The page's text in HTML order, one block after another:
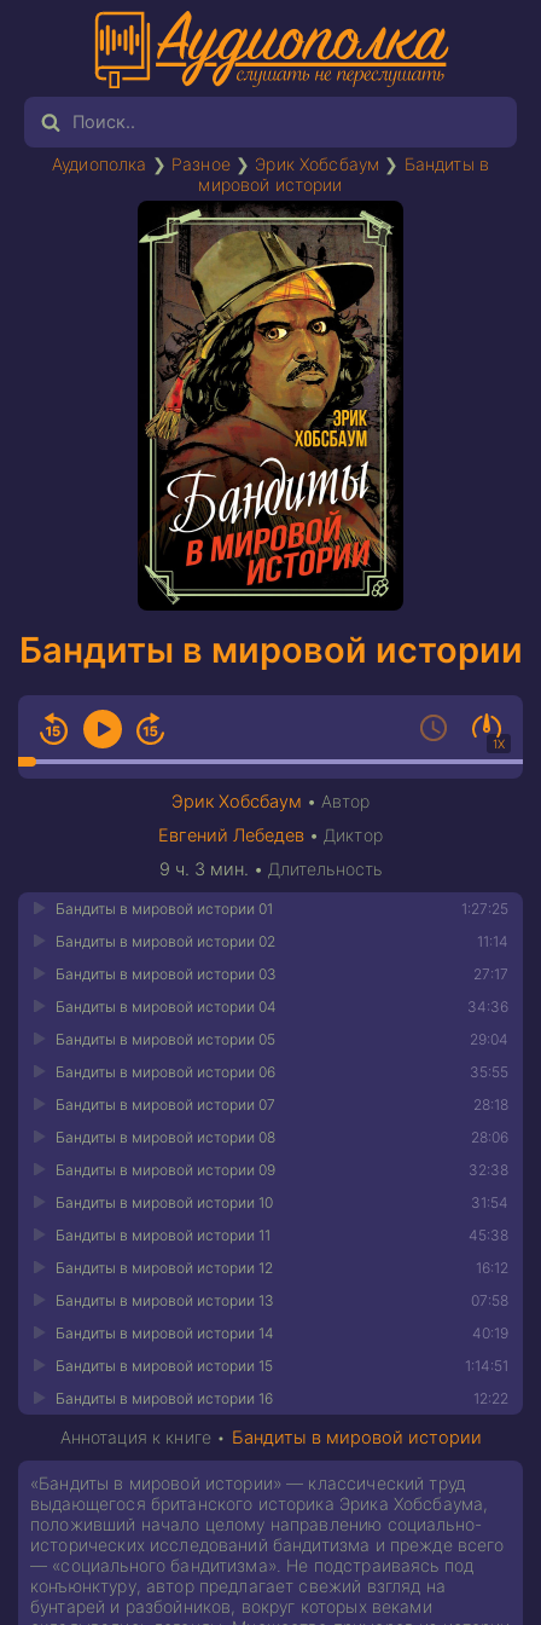
Аудиополка ❯ Разное ❯ Эрик Хобсбаум ❯ Бандиты в
мировой истории
Бандиты в мировой истории
1X
Эрик Хобсбаум • Автор
Евгений Лебедев • Диктор
9 ч. 3 мин. • Длительность
1:27:25
Бандиты в мировой истории 01
11:14
Бандиты в мировой истории 02
27:17
Бандиты в мировой истории 03
34:36
Бандиты в мировой истории 04
29:04
Бандиты в мировой истории 05
35:55
Бандиты в мировой истории 06
28:18
Бандиты в мировой истории 07
28:06
Бандиты в мировой истории 08
32:38
Бандиты в мировой истории 09
31:54
Бандиты в мировой истории 10
45:38
Бандиты в мировой истории 11
16:12
Бандиты в мировой истории 12
07:58
Бандиты в мировой истории 13
40:19
Бандиты в мировой истории 14
1:14:51
Бандиты в мировой истории 15
12:22
Бандиты в мировой истории 16
Аннотация к книге • Бандиты в мировой истории
«Бандиты в мировой истории» — классический труд
выдающегося британского историка Эрика Хобсбаума,
положивший начало целому направлению социально-
исторических исследований бандитизма и прежде всего
— «социального бандитизма». Не подстраиваясь под
конъюнктуру, автор предлагает свежий взгляд на
бунтарей и разбойников, вокруг которых веками